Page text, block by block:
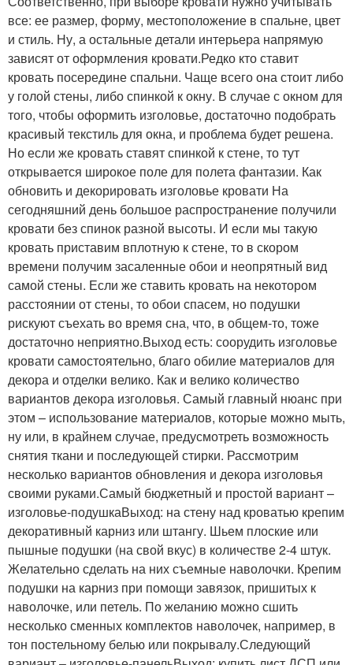
все: ее размер, форму, местоположение в спальне, цвет
и стиль. Ну, а остальные детали интерьера напрямую
зависят от оформления кровати.Редко кто ставит
кровать посередине спальни. Чаще всего она стоит либо
у голой стены, либо спинкой к окну. В случае с окном для
того, чтобы оформить изголовье, достаточно подобрать
красивый текстиль для окна, и проблема будет решена.
Но если же кровать ставят спинкой к стене, то тут
открывается широкое поле для полета фантазии. Как
обновить и декорировать изголовье кровати На
сегодняшний день большое распространение получили
кровати без спинок разной высоты. И если мы такую
кровать приставим вплотную к стене, то в скором
времени получим засаленные обои и неопрятный вид
самой стены. Если же ставить кровать на некотором
расстоянии от стены, то обои спасем, но подушки
рискуют съехать во время сна, что, в общем-то, тоже
достаточно неприятно.Выход есть: соорудить изголовье
кровати самостоятельно, благо обилие материалов для
декора и отделки велико. Как и велико количество
вариантов декора изголовья. Самый главный нюанс при
этом – использование материалов, которые можно мыть,
ну или, в крайнем случае, предусмотреть возможность
снятия ткани и последующей стирки. Рассмотрим
несколько вариантов обновления и декора изголовья
своими руками.Самый бюджетный и простой вариант –
изголовье-подушкаВыход: на стену над кроватью крепим
декоративный карниз или штангу. Шьем плоские или
пышные подушки (на свой вкус) в количестве 2-4 штук.
Желательно сделать на них съемные наволочки. Крепим
подушки на карниз при помощи завязок, пришитых к
наволочке, или петель. По желанию можно сшить
несколько сменных комплектов наволочек, например, в
тон постельному белью или покрывалу.Следующий